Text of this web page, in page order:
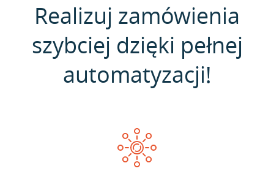
Realizuj zamówienia
szybciej dzięki pełnej
automatyzacji!